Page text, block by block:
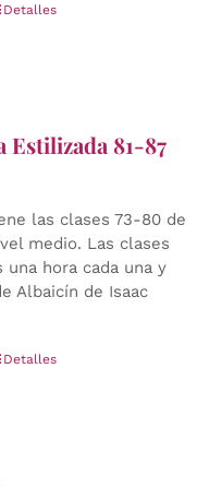
Detalles
Estilizada 81-87
las clases 73-80 de
medio. Las clases
hora cada una y
Albaicín de Isaac
Detalles